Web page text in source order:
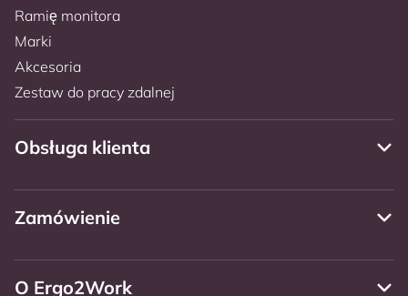
Ramię monitora
Marki
Akcesoria
Zestaw do pracy zdalnej
Obsługa klienta
Zamówienie
O Ergo2Work